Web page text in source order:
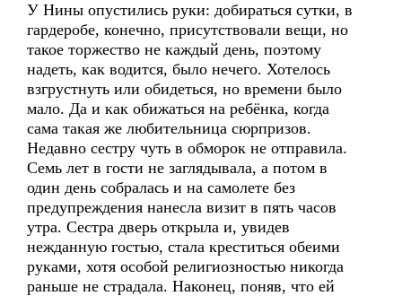
У Нины опустились руки: добираться сутки, в
гардеробе, конечно, присутствовали вещи, но
такое торжество не каждый день, поэтому
надеть, как водится, было нечего. Хотелось
взгрустнуть или обидеться, но времени было
мало. Да и как обижаться на ребёнка, когда
сама такая же любительница сюрпризов.
Недавно сестру чуть в обморок не отправила.
Семь лет в гости не заглядывала, а потом в
один день собралась и на самолете без
предупреждения нанесла визит в пять часов
утра. Сестра дверь открыла и, увидев
нежданную гостью, стала креститься обеими
руками, хотя особой религиозностью никогда
раньше не страдала. Наконец, поняв, что ей